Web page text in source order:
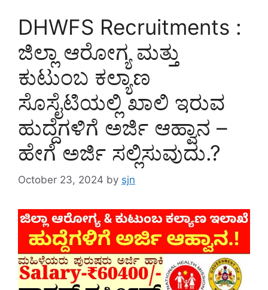
DHWFS Recruitments :
ಜಿಲ್ಲಾ ಆರೋಗ್ಯ ಮತ್ತು
ಕುಟುಂಬ ಕಲ್ಯಾಣ
ಸೊಸೈಟಿಯಲ್ಲಿ ಖಾಲಿ ಇರುವ
ಹುದ್ದೆಗಳಿಗೆ ಅರ್ಜಿ ಆಹ್ವಾನ –
ಹೇಗೆ ಅರ್ಜಿ ಸಲ್ಲಿಸುವುದು.?
October 23, 2024 by sjn